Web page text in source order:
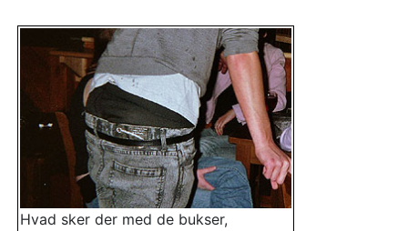
Hvad sker der med de bukser,